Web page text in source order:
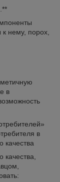
к нему, порох,
в
в
качества